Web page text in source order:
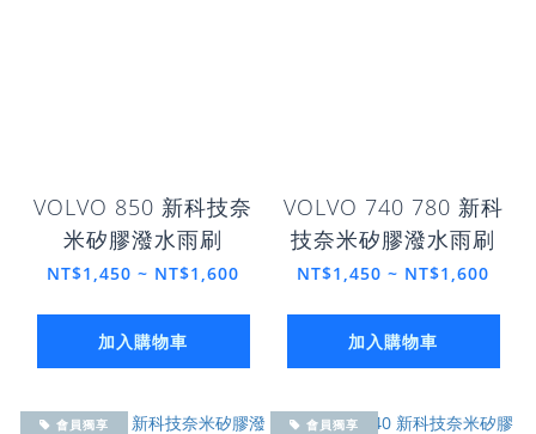
VOLVO 850 新科技奈
米矽膠潑水雨刷
NT$1,450 ~ NT$1,600
加入購物車
VOLVO 740 780 新科
技奈米矽膠潑水雨刷
NT$1,450 ~ NT$1,600
加入購物車
會員獨享 會員獨享